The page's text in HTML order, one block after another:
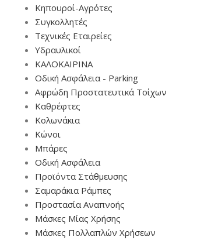
Κηπουροί-Αγρότες
Συγκολλητές
Τεχνικές Εταιρείες
Υδραυλικοί
ΚΑΛΟΚΑΙΡΙΝΑ
Οδική Ασφάλεια - Parking
Αφρώδη Προστατευτικά Τοίχων
Καθρέφτες
Κολωνάκια
Κώνοι
Μπάρες
Οδική Ασφάλεια
Προϊόντα Στάθμευσης
Σαμαράκια Ράμπες
Προστασία Αναπνοής
Μάσκες Μίας Χρήσης
Μάσκες Πολλαπλών Χρήσεων